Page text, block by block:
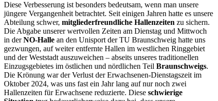
Diese Verbesserung ist besonders bedeutsam, wenn man unsere
jüngere Vergangenheit betrachtet. Seit einigen Jahren hatte es unsere
Abteilung schwer, mitgliederfreundliche Hallenzeiten zu sichern.
Die Abgabe unserer wertvollen Zeiten am Dienstag und Mittwoch
in derNO-Halle an den Unisport der TU Braunschweig hatte uns
gezwungen, auf weiter entfernte Hallen im westlichen Ringgebiet
und der Weststadt auszuweichen – abseits unseres traditionellen
Einzugsgebietes im östlichen und nördlichen Teil Braunschweigs.
Die Krönung war der Verlust der Erwachsenen-Dienstagszeit im
Oktober 2024, was uns fast ein Jahr lang auf nur noch zwei
Hallenzeiten für Erwachsene reduzierte. Diese schwierige